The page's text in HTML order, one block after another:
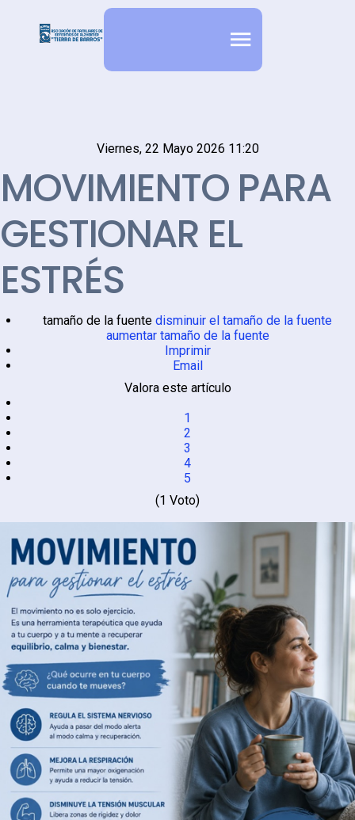
Viernes, 22 Mayo 2026 11:20
MOVIMIENTO PARA
GESTIONAR EL
ESTRÉS
tamaño de la fuente disminuir el tamaño de la fuente
aumentar tamaño de la fuente
Imprimir
Email
Valora este artículo
1
2
3
4
5
(1 Voto)